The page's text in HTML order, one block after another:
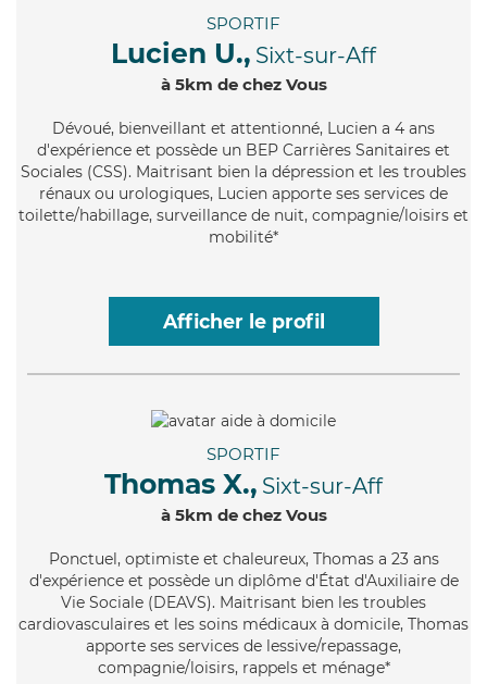
SPORTIF
Lucien U., Sixt-sur-Aff
à 5km de chez Vous
Dévoué, bienveillant et attentionné, Lucien a 4 ans
d'expérience et possède un BEP Carrières Sanitaires et
Sociales (CSS). Maitrisant bien la dépression et les troubles
rénaux ou urologiques, Lucien apporte ses services de
toilette/habillage, surveillance de nuit, compagnie/loisirs et
mobilité*
Afficher le profil
SPORTIF
Thomas X., Sixt-sur-Aff
à 5km de chez Vous
Ponctuel, optimiste et chaleureux, Thomas a 23 ans
d'expérience et possède un diplôme d'État d'Auxiliaire de
Vie Sociale (DEAVS). Maitrisant bien les troubles
cardiovasculaires et les soins médicaux à domicile, Thomas
apporte ses services de lessive/repassage,
compagnie/loisirs, rappels et ménage*